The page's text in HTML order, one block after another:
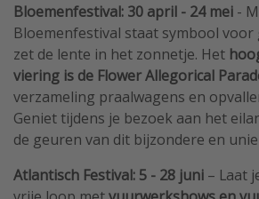
Bloemenfestival: 30 april - 24 mei -
Bloemenfestival staat symbool
zet de lente in het zonnetje. Het
viering is de Flower Allegorical
verzameling praalwagens en
Geniet tijdens je bezoek aan het
de geuren van dit bijzondere en
Atlantisch Festival: 5 - 28 juni – Laat